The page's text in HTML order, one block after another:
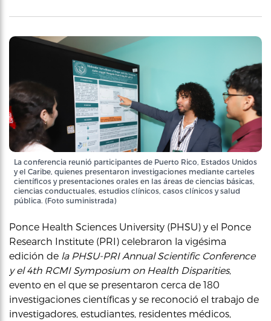
La conferencia reunió participantes de Puerto Rico, Estados Unidos
y el Caribe, quienes presentaron investigaciones mediante carteles
científicos y presentaciones orales en las áreas de ciencias básicas,
ciencias conductuales, estudios clínicos, casos clínicos y salud
pública. (Foto suministrada)
Ponce Health Sciences University (PHSU) y el Ponce
Research Institute (PRI) celebraron la vigésima
edición de la PHSU-PRI Annual Scientific Conference
y el 4th RCMI Symposium on Health Disparities,
evento en el que se presentaron cerca de 180
investigaciones científicas y se reconoció el trabajo de
investigadores, estudiantes, residentes médicos,